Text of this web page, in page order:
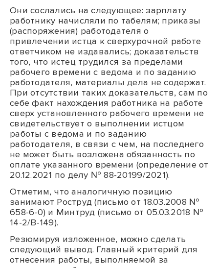
Они сослались на следующее: зарплату
работнику начисляли по табелям; приказы
(распоряжения) работодателя о
привлечении истца к сверхурочной работе
ответчиком не издавались; доказательств
того, что истец трудился за пределами
рабочего времени с ведома и по заданию
работодателя, материалы дела не содержат.
При отсутствии таких доказательств, сам по
себе факт нахождения работника на работе
сверх установленного рабочего времени не
свидетельствует о выполнении истцом
работы с ведома и по заданию
работодателя, в связи с чем, на последнего
не может быть возложена обязанность по
оплате указанного времени (определение от
20.12.2021 по делу № 88-20199/2021).
Отметим, что аналогичную позицию
занимают Роструд (письмо от 18.03.2008 №
658-6-0) и Минтруд (письмо от 05.03.2018 №
14-2/В-149).
Резюмируя изложенное, можно сделать
следующий вывод. Главный критерий для
отнесения работы, выполняемой за